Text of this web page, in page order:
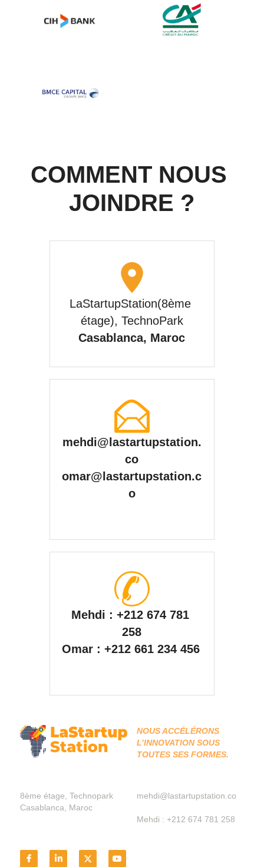
COMMENT NOUS
JOINDRE ?
LaStartupStation(8ème
étage), TechnoPark
Casablanca, Maroc
mehdi@lastartupstation.
co
omar@lastartupstation.c
o
Mehdi : +212 674 781
258
Omar : +212 661 234 456
NOUS ACCÉLÉRONS
L’INNOVATION SOUS
TOUTES SES FORMES.
8ème étage, Technopark
Casablanca, Maroc
mehdi@lastartupstation.co
Mehdi : +212 674 781 258